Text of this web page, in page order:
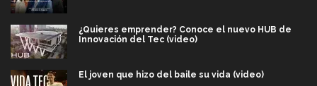
¿Quieres emprender? Conoce el nuevo HUB de
Innovación del Tec (video)
El joven que hizo del baile su vida (video)